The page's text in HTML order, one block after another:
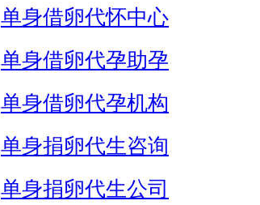
单身借卵代怀中心
单身借卵代孕助孕
单身借卵代孕机构
单身捐卵代生咨询
单身捐卵代生公司